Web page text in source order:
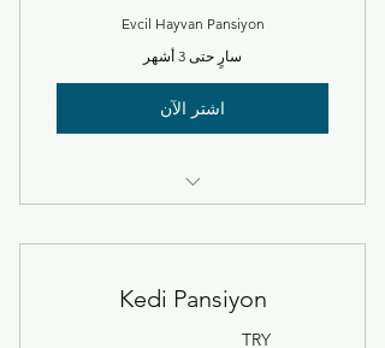
Evcil Hayvan Pansiyon
سارٍ حتى 3 أشهر
اشتر الآن
Kedi Pansiyon
TRY